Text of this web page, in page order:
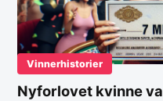
Vinnerhistorier
Nyforlovet kvinne